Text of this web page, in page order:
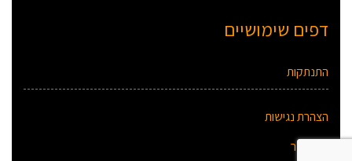
דפים שימושיים
התנתקות
הצהרת נגישות
צור קשר